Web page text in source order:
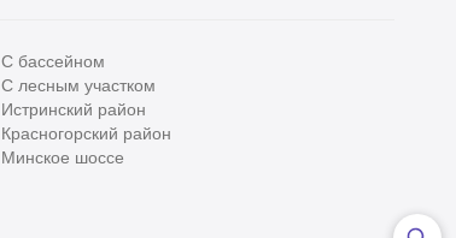
С бассейном
С лесным участком
Истринский район
Красногорский район
Минское шоссе
Все
Сегодня